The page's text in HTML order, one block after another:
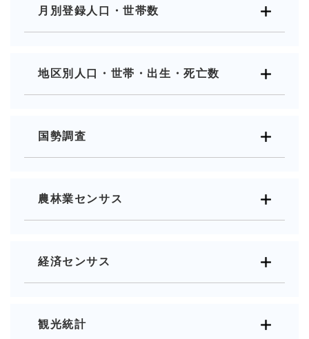
月別登録人口・世帯数
地区別人口・世帯・出生・死亡数
国勢調査
農林業センサス
経済センサス
観光統計